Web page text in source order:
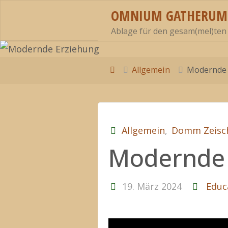
springen
OMNIUM GATHERUM
Ablage für den gesam(mel)ten
StartAllgemein
Allgemein, Domm
19. März 2024